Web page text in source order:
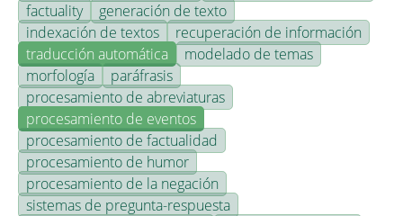
factuality
generación de texto
indexación de textos
recuperación de información
traducción automática
modelado de temas
morfología
paráfrasis
procesamiento de abreviaturas
procesamiento de eventos
procesamiento de factualidad
procesamiento de humor
procesamiento de la negación
sistemas de pregunta-respuesta